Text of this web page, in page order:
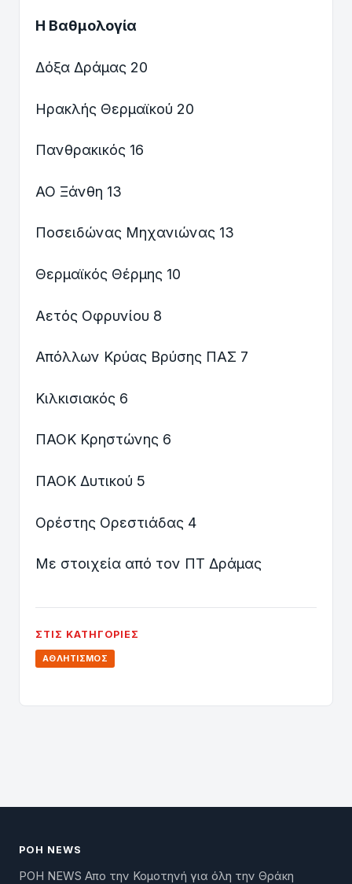
Η Βαθμολογία
Δόξα Δράμας 20
Ηρακλής Θερμαϊκού 20
Πανθρακικός 16
ΑΟ Ξάνθη 13
Ποσειδώνας Μηχανιώνας 13
Θερμαϊκός Θέρμης 10
Αετός Οφρυνίου 8
Απόλλων Κρύας Βρύσης ΠΑΣ 7
Κιλκισιακός 6
ΠΑΟΚ Κρηστώνης 6
ΠΑΟΚ Δυτικού 5
Ορέστης Ορεστιάδας 4
Με στοιχεία από τον ΠΤ Δράμας
ΣΤΙΣ ΚΑΤΗΓΟΡΊΕΣ
ΑΘΛΗΤΙΣΜΌΣ
ΡΟΗ NEWS
ΡΟΗ NEWS Απο την Κομοτηνή για όλη την Θράκη